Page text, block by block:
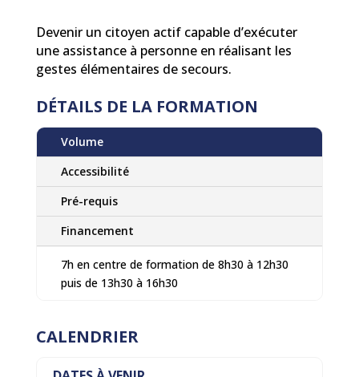
Devenir un citoyen actif capable d’exécuter
une assistance à personne en réalisant les
gestes élémentaires de secours.
DÉTAILS DE LA FORMATION
Volume
Accessibilité
Pré-requis
Financement
7h en centre de formation de 8h30 à 12h30
puis de 13h30 à 16h30
CALENDRIER